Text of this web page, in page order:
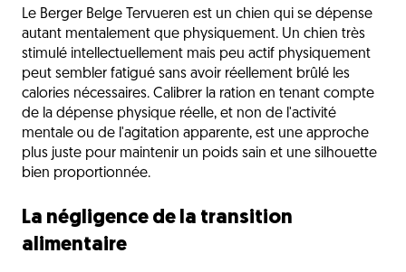
Le Berger Belge Tervueren est un chien qui se dépense
autant mentalement que physiquement. Un chien très
stimulé intellectuellement mais peu actif physiquement
peut sembler fatigué sans avoir réellement brûlé les
calories nécessaires. Calibrer la ration en tenant compte
de la dépense physique réelle, et non de l'activité
mentale ou de l'agitation apparente, est une approche
plus juste pour maintenir un poids sain et une silhouette
bien proportionnée.
La négligence de la transition
alimentaire